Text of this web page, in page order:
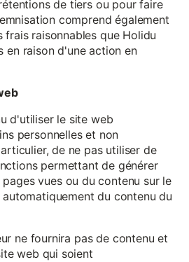
de tiers ou pour faire
comprend également
frais raisonnables que Holidu
en raison d'une action en
d'utiliser le site web
personnelles et non
de ne pas utiliser de
permettant de générer
vues ou du contenu sur le
du contenu du
ne fournira pas de contenu et
web qui soient